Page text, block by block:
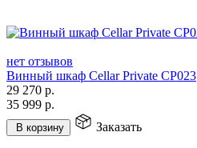
нет отзывов
Винный шкаф Cellar Private CP023
29 270 р.
35 999 р.
В корзину Заказать